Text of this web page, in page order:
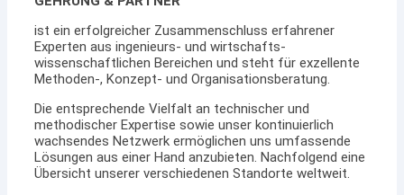
ist ein erfolgreicher Zusammenschluss erfahrener
Experten aus ingenieurs- und wirtschafts-
wissenschaftlichen Bereichen und steht für exzellente
Methoden-, Konzept- und Organisationsberatung.
Die entsprechende Vielfalt an technischer und
methodischer Expertise sowie unser kontinuierlich
wachsendes Netzwerk ermöglichen uns umfassende
Lösungen aus einer Hand anzubieten. Nachfolgend eine
Übersicht unserer verschiedenen Standorte weltweit.